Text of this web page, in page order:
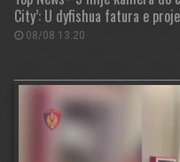
City’: U dyfishua fatura e
08/08 13:20